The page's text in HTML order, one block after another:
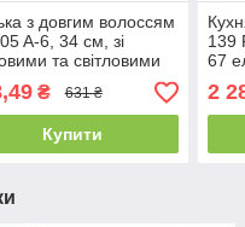
з довгим волоссям
A-6, 34 см, зі
та світловими
та аксесуарами
₴ 631 ₴
Купити
139
67
2